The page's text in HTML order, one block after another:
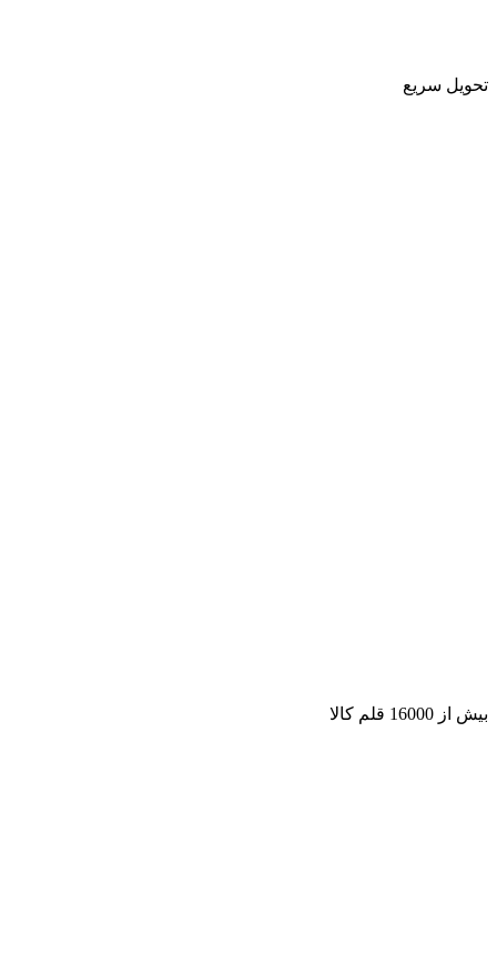
تحویل سریع
بیش از 16000 قلم کالا